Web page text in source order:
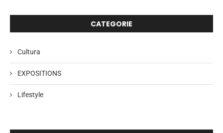
CATEGORIE
Cultura
EXPOSITIONS
Lifestyle